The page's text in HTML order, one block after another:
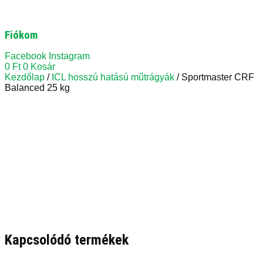
Fiókom
Facebook Instagram
0 Ft 0 Kosár
Kezdőlap / ICL hosszú hatású műtrágyák / Sportmaster CRF
Balanced 25 kg
Kapcsolódó termékek